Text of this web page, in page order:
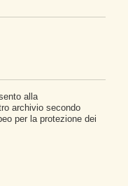
alla
archivio secondo
per la protezione dei